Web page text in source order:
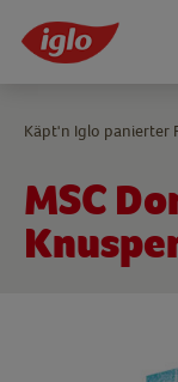
MSC
Käpt'n Iglo panierter